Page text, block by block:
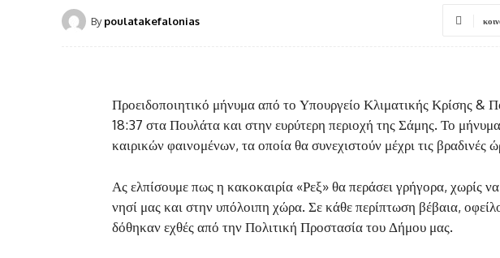
By poulatakefalonias
Προειδοποιητικό μήνυμα από το Υπουργείο Κλιματικής Κρίσης &
18:37 στα Πουλάτα και στην ευρύτερη περιοχή της Σάμης. Το
καιρικών φαινομένων, τα οποία θα συνεχιστούν μέχρι τις βραδινές
Ας ελπίσουμε πως η κακοκαιρία «Ρεξ» θα περάσει γρήγορα, χωρίς
νησί μας και στην υπόλοιπη χώρα. Σε κάθε περίπτωση βέβαια,
δόθηκαν εχθές από την Πολιτική Προστασία του Δήμου μας.